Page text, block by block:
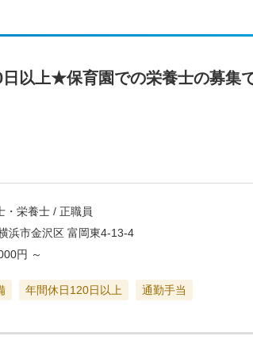
日以上★保育園での栄養士の募集
・栄養士 / 正職員
浜市金沢区 富岡東4-13-4
円 ～
年間休日120日以上 通勤手当